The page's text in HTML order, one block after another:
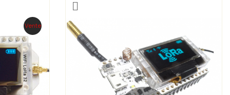
Vente